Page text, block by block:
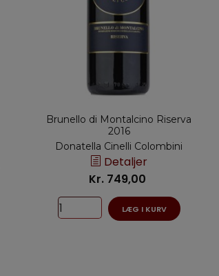
Brunello di Montalcino Riserva
2016
Donatella Cinelli Colombini
Detaljer
Kr. 749,00
LÆG I KURV